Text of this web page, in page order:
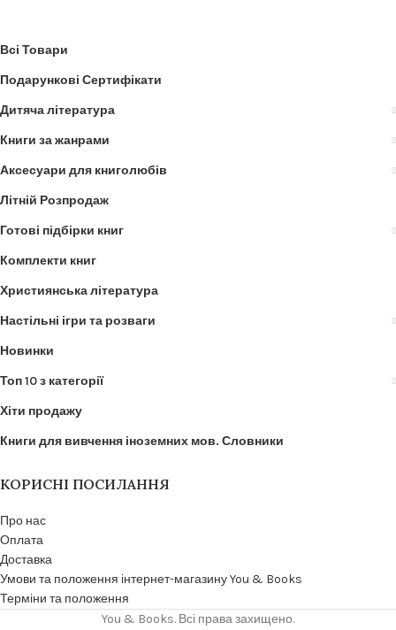
Всі Товари
Подарункові Сертифікати
Дитяча література
Книги за жанрами
Аксесуари для книголюбів
Літній Розпродаж
Готові підбірки книг
Комплекти книг
Християнська література
Настільні ігри та розваги
Новинки
Топ 10 з категорії
Хіти продажу
Книги для вивчення іноземних мов. Словники
КОРИСНІ ПОСИЛАННЯ
Про нас
Оплата
Доставка
Умови та положення інтернет-магазину You & Books
Терміни та положення
You & Books. Всі права захищено.